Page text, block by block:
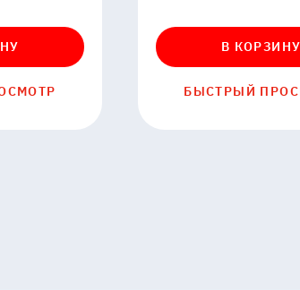
312013
В КОРЗИНУ
БЫСТРЫЙ